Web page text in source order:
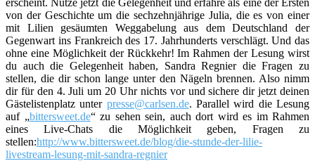
von der Geschichte um die sechzehnjährige Julia, die es von einer
mit Lilien gesäumten Weggabelung aus dem Deutschland der
Gegenwart ins Frankreich des 17. Jahrhunderts verschlägt. Und das
ohne eine Möglichkeit der Rückkehr! Im Rahmen der Lesung wirst
du auch die Gelegenheit haben, Sandra Regnier die Fragen zu
stellen, die dir schon lange unter den Nägeln brennen. Also nimm
dir für den 4. Juli um 20 Uhr nichts vor und sichere dir jetzt deinen
Gästelistenplatz unter presse@carlsen.de. Parallel wird die Lesung
auf „bittersweet.de“ zu sehen sein, auch dort wird es im Rahmen
eines Live-Chats die Möglichkeit geben, Fragen zu
stellen:http://www.bittersweet.de/blog/die-stunde-der-lilie-
livestream-lesung-mit-sandra-regnier